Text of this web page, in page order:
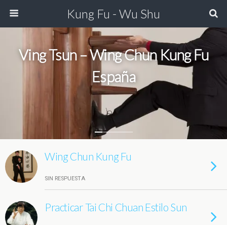
Kung Fu - Wu Shu
Ving Tsun – Wing Chun Kung Fu
España
Wing Chun Kung Fu
SIN RESPUESTA
Practicar Tai Chi Chuan Estilo Sun